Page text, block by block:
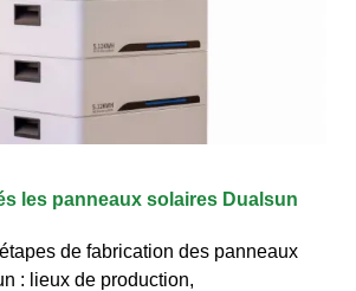
les panneaux solaires Dualsun
de fabrication des panneaux
: lieux de production,